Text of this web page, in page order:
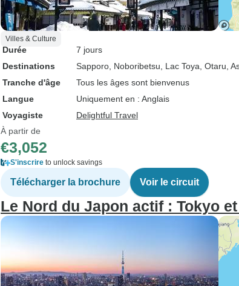
Villes & Culture
Durée
7 jours
Destinations
Sapporo , Noboribetsu , Lac Toya , Otaru ,
Tranche d'âge
Tous les âges sont bienvenus
Langue
Uniquement en : Anglais
Voyagiste
Delightful Travel
À partir de
€3,052
S'inscrire to unlock savings
Télécharger la brochure Voir le circuit
Le Nord du Japon actif : Tokyo